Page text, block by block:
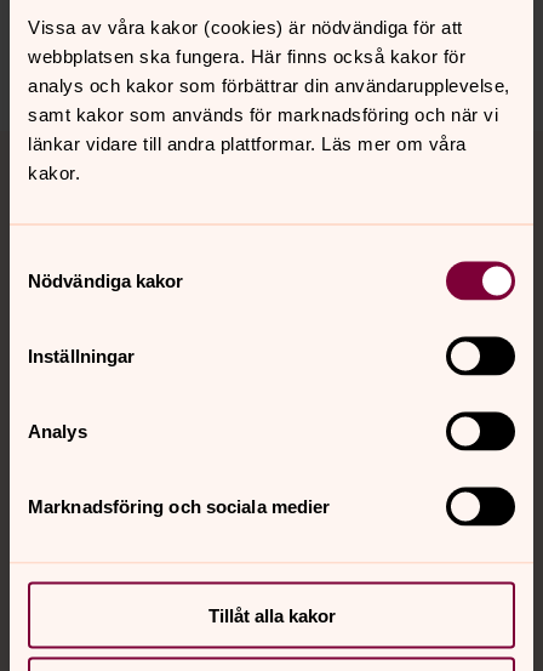
Vissa av våra kakor (cookies) är nödvändiga för att
webbplatsen ska fungera. Här finns också kakor för
analys och kakor som förbättrar din användarupplevelse,
samt kakor som används för marknadsföring och när vi
länkar vidare till andra plattformar. Läs mer om våra
kakor.
Nödvändiga kakor
Inställningar
Analys
Marknadsföring och sociala medier
Tillåt alla kakor
Dela
Tillbaka till toppen
Tillbaka till innehållet
Kalender
Hitta snabbt